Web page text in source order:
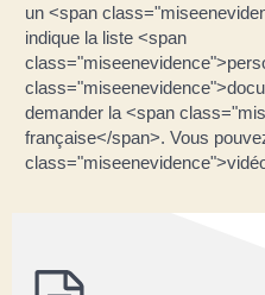
un <span
indique la liste <span
demander la <span
française</span>. Vous